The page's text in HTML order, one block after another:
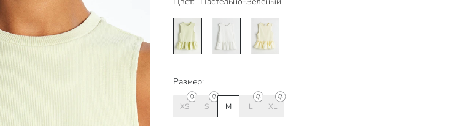
Размер:
XS S M L XL